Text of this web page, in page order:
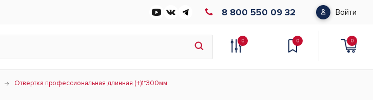
8 800 550 09 32 Войти
0 0 0
Отвертка профессиональная длинная (+)1*300мм